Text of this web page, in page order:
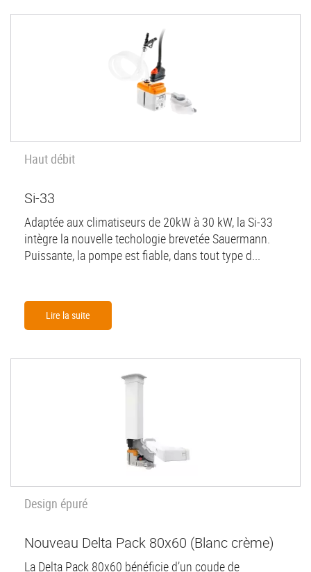
Haut débit
Si-33
Adaptée aux climatiseurs de 20kW à 30 kW, la Si-33
intègre la nouvelle techologie brevetée Sauermann.
Puissante, la pompe est fiable, dans tout type d...
Lire la suite
Design épuré
Nouveau Delta Pack 80x60 (Blanc crème)
La Delta Pack 80x60 bénéficie d’un coude de